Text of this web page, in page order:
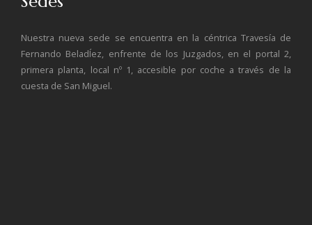
Nuestra nueva sede se encuentra en la céntrica Travesía de
Fernando BeladÍez, enfrente de los Juzgados, en el portal 2,
primera planta, local nº 1, accesible por coche a través de la
cuesta de San Miguel.